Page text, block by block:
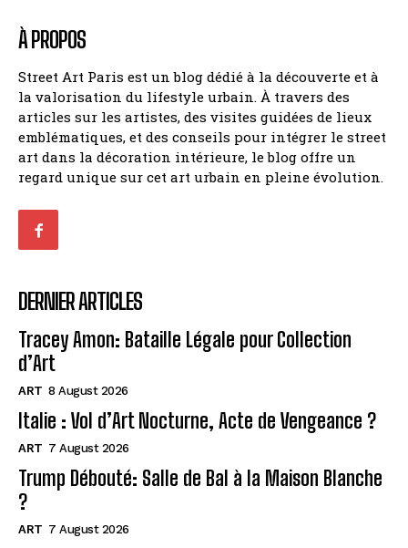
À PROPOS
Street Art Paris est un blog dédié à la découverte et à
la valorisation du lifestyle urbain. À travers des
articles sur les artistes, des visites guidées de lieux
emblématiques, et des conseils pour intégrer le street
art dans la décoration intérieure, le blog offre un
regard unique sur cet art urbain en pleine évolution.
DERNIER ARTICLES
Tracey Amon: Bataille Légale pour Collection
d’Art
ART 8 August 2026
Italie : Vol d’Art Nocturne, Acte de Vengeance ?
ART 7 August 2026
Trump Débouté: Salle de Bal à la Maison Blanche
?
ART 7 August 2026